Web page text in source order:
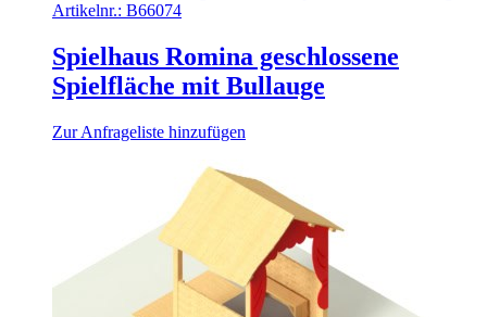
Artikelnr.: B66074
Spielhaus Romina geschlossene
Spielfläche mit Bullauge
Zur Anfrageliste hinzufügen